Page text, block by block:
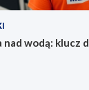
wodą: klucz